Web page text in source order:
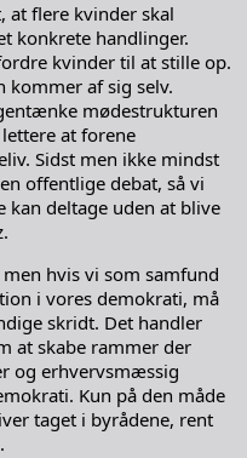
at flere kvinder skal
konkrete handlinger.
kvinder til at stille op.
kommer af sig selv.
mødestrukturen
at forene
Sidst men ikke mindst
offentlige debat, så vi
kan deltage uden at blive
hvis vi som samfund
i vores demokrati, må
skridt. Det handler
at skabe rammer der
og erhvervsmæssig
Kun på den måde
taget i byrådene, rent